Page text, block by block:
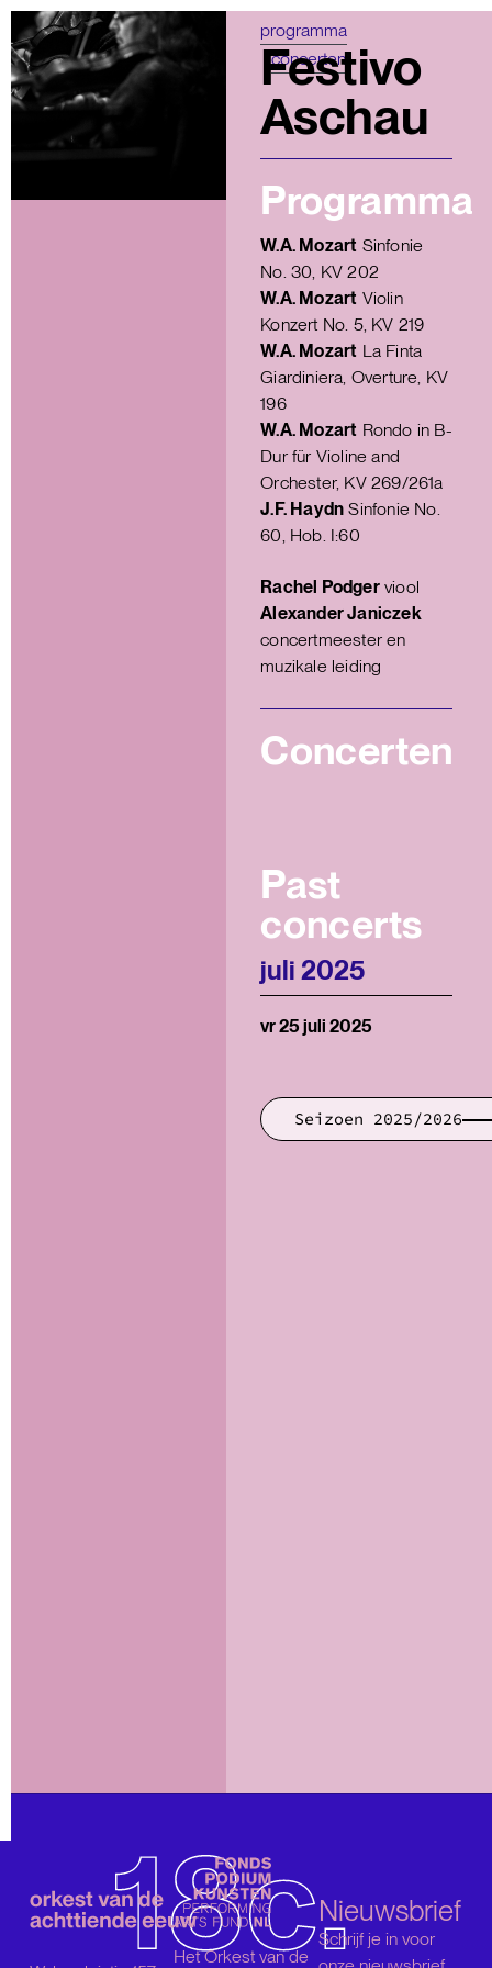
programma
concerten
Festivo
Aschau
Programma
W.A. Mozart Sinfonie
No. 30, KV 202
W.A. Mozart Violin
Konzert No. 5, KV 219
W.A. Mozart La Finta
Giardiniera, Overture, KV
196
W.A. Mozart Rondo in B-
Dur für Violine and
Orchester, KV 269/261a
J.F. Haydn Sinfonie No.
60, Hob. I:60
Rachel Podgerviool
Alexander Janiczek
concertmeester en
muzikale leiding
Concerten
Past
concerts
juli 2025
vr 25 juli 2025
Seizoen 2025/2026
Het Orkest van de
Nieuwsbrief
Schrijf je in voor